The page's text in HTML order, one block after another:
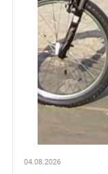
04.08.2026